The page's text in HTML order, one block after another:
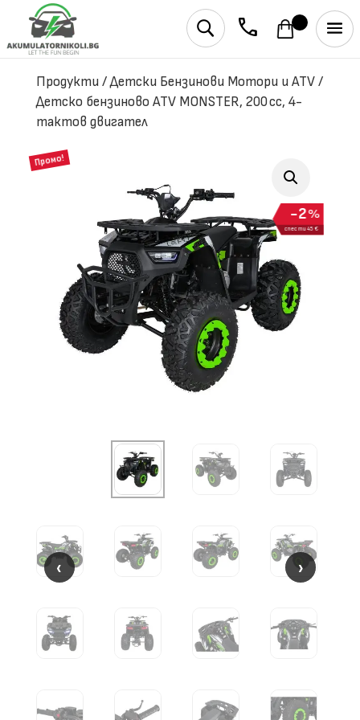
phone
U
Продукти/Детски Бензинови Мотори и ATV/
Детско бензиново ATV MONSTER, 200 cc, 4-
тактов двигател
Промо!
%
2
спести 45 €
‹ ›
‹ ›